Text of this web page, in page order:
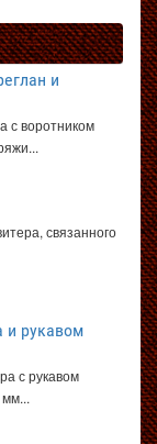
и
с воротником
связанного
и рукавом
с рукавом
мм...